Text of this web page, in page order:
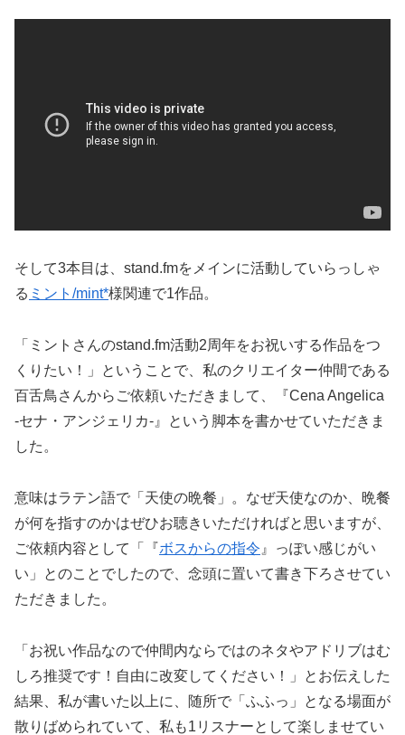
そして3本目は、stand.fmをメインに活動していらっしゃ
る ミント/mint*様関連で1作品。
「ミントさんのstand.fm活動2周年をお祝いする作品をつ
くりたい！」ということで、私のクリエイター仲間である
百舌鳥さんからご依頼いただきまして、『Cena Angelica
-セナ・アンジェリカ-』という脚本を書かせていただきま
した。
意味はラテン語で「天使の晩餐」。なぜ天使なのか、晩餐
が何を指すのかはぜひお聴きいただければと思いますが、
ご依頼内容として「『ボスからの指令 』っぽい感じがい
い」とのことでしたので、念頭に置いて書き下ろさせてい
ただきました。
「お祝い作品なので仲間内ならではのネタやアドリブはむ
しろ推奨です！自由に改変してください！」とお伝えした
結果、私が書いた以上に、随所で「ふふっ」となる場面が
散りばめられていて、私も1リスナーとして楽しませてい